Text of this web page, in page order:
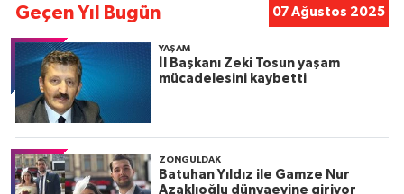
Geçen Yıl Bugün 07 Ağustos 2025
YAŞAM
İl Başkanı Zeki Tosun yaşam
mücadelesini kaybetti
ZONGULDAK
Batuhan Yıldız ile Gamze Nur
Azaklıoğlu dünyaevine giriyor